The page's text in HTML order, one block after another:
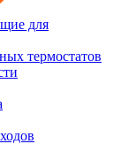
для
термостатов